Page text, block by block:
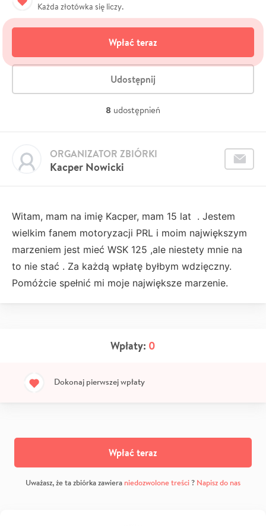
Każda złotówka się liczy.
Wpłać teraz
Udostępnij
8 udostępnień
Kacper Nowicki
ORGANIZATOR ZBIÓRKI
Witam, mam na imię Kacper, mam 15 lat . Jestem
wielkim fanem motoryzacji PRL i moim największym
marzeniem jest mieć WSK 125 ,ale niestety mnie na
to nie stać . Za każdą wpłatę byłbym wdzięczny.
Pomóżcie spełnić mi moje największe marzenie.
Wpłaty: 0
Dokonaj pierwszej wpłaty
Wpłać teraz
Uważasz, że ta zbiórka zawiera niedozwolone treści? Napisz do nas